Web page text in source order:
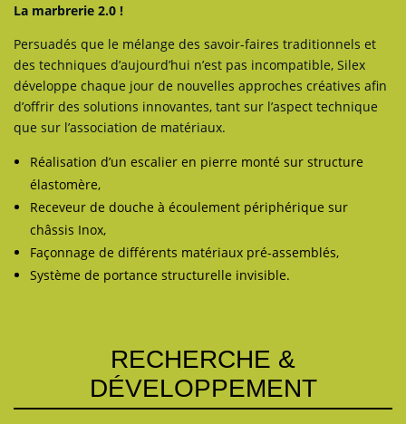
La marbrerie 2.0 !
Persuadés que le mélange des savoir-faires traditionnels et
des techniques d’aujourd’hui n’est pas incompatible, Silex
développe chaque jour de nouvelles approches créatives afin
d’offrir des solutions innovantes, tant sur l’aspect technique
que sur l’association de matériaux.
Réalisation d’un escalier en pierre monté sur structure
élastomère,
Receveur de douche à écoulement périphérique sur
châssis Inox,
Façonnage de différents matériaux pré-assemblés,
Système de portance structurelle invisible.
RECHERCHE &
DÉVELOPPEMENT